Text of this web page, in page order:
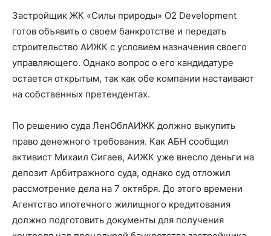
Застройщик ЖК «Силы природы» О2 Development
готов объявить о своем банкротстве и передать
строительство АИЖК с условием назначения своего
управляющего. Однако вопрос о его кандидатуре
остается открытым, так как обе компании настаивают
на собственных претендентах.
По решению суда ЛенОблАИЖК должно выкупить
право денежного требования. Как АБН сообщил
активист Михаил Сигаев, АИЖК уже внесло деньги на
депозит Арбитражного суда, однако суд отложил
рассмотрение дела на 7 октября. До этого времени
Агентство ипотечного жилищного кредитования
должно подготовить документы для получения